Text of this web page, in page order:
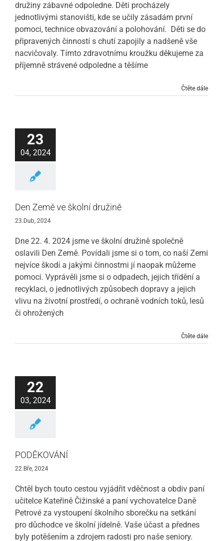
družiny zábavné odpoledne. Děti procházely
jednotlivými stanovišti, kde se učily zásadám první
pomoci, technice obvazování a polohování. Děti se do
připravených činností s chutí zapojily a nadšeně vše
nacvičovaly. Tímto zdravotnímu kroužku děkujeme za
příjemně strávené odpoledne a těšíme
Čtěte dále
23
04, 2024
Den Země ve školní družině
23.Dub, 2024
Dne 22. 4. 2024 jsme ve školní družině společně
oslavili Den Země. Povídali jsme si o tom, co naší Zemi
nejvíce škodí a jakými činnostmi jí naopak můžeme
pomoci. Vyprávěli jsme si o odpadech, jejich třídění a
recyklaci, o jednotlivých způsobech dopravy a jejich
vlivu na životní prostředí, o ochraně vodních toků, lesů
či ohrožených
Čtěte dále
22
03, 2024
PODĚKOVÁNÍ
22.Bře, 2024
Chtěl bych touto cestou vyjádřit vděčnost a obdiv paní
učitelce Kateřině Čižinské a paní vychovatelce Daně
Petrové za vystoupení školního sborečku na setkání
pro důchodce ve školní jídelně. Vaše účast a přednes
byly potěšením a zdrojem radosti pro naše seniory.